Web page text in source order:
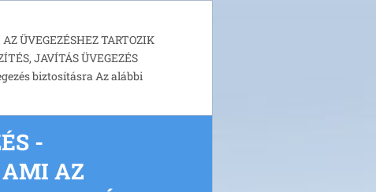
ÜVEGEZÉSHEZ TARTOZIK
JAVÍTÁS ÜVEGEZÉS
biztosításra Az alábbi
-
AMI AZ